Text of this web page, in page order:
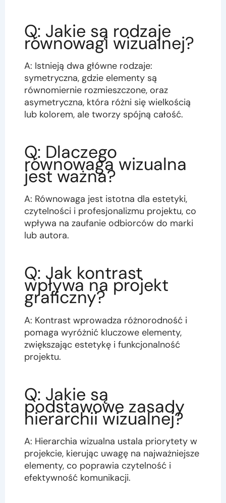
Q: Jakie są rodzaje
równowagi wizualnej?
A: Istnieją dwa główne rodzaje:
symetryczna, gdzie elementy są
równomiernie rozmieszczone, oraz
asymetryczna, która różni się wielkością
lub kolorem, ale tworzy spójną całość.
Q: Dlaczego
równowaga wizualna
jest ważna?
A: Równowaga jest istotna dla estetyki,
czytelności i profesjonalizmu projektu, co
wpływa na zaufanie odbiorców do marki
lub autora.
Q: Jak kontrast
wpływa na projekt
graficzny?
A: Kontrast wprowadza różnorodność i
pomaga wyróżnić kluczowe elementy,
zwiększając estetykę i funkcjonalność
projektu.
Q: Jakie są
podstawowe zasady
hierarchii wizualnej?
A: Hierarchia wizualna ustala priorytety w
projekcie, kierując uwagę na najważniejsze
elementy, co poprawia czytelność i
efektywność komunikacji.